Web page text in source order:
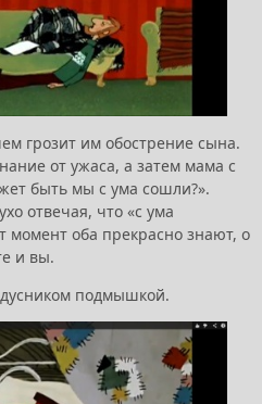
грозит им обострение сына.
от ужаса, а затем мама с
быть мы с ума сошли?».
отвечая, что «с ума
момент оба прекрасно знают, о
и вы.
подмышкой.